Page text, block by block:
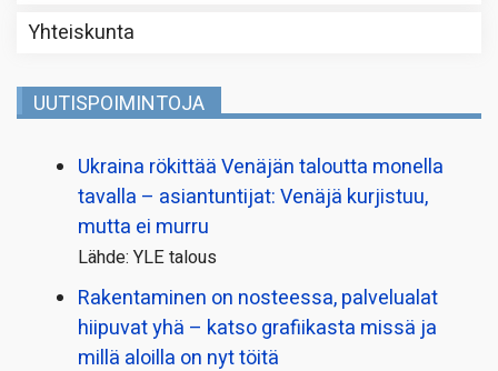
Yhteiskunta
UUTISPOIMINTOJA
Ukraina rökittää Venäjän taloutta monella
tavalla – asiantuntijat: Venäjä kurjistuu,
mutta ei murru
Lähde: YLE talous
Rakentaminen on nosteessa, palvelualat
hiipuvat yhä – katso grafiikasta missä ja
millä aloilla on nyt töitä